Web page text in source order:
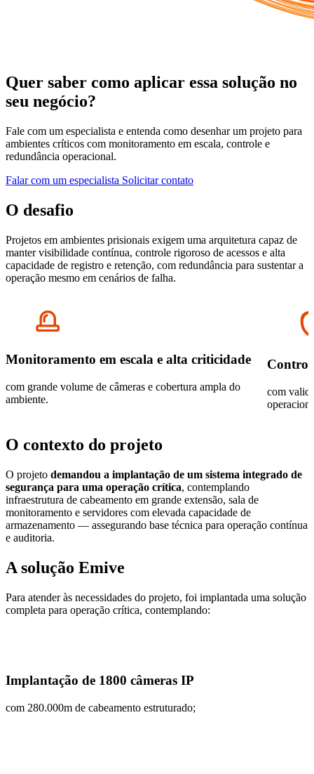
Quer saber como aplicar essa solução no
seu negócio?
Fale com um especialista e entenda como desenhar um projeto para
ambientes críticos com monitoramento em escala, controle e
redundância operacional.
Falar com um especialista Solicitar contato
O desafio
Projetos em ambientes prisionais exigem uma arquitetura capaz de
manter visibilidade contínua, controle rigoroso de acessos e alta
capacidade de registro e retenção, com redundância para sustentar a
operação mesmo em cenários de falha.
Monitoramento em escala e alta criticidade
com grande volume de câmeras e cobertura ampla do
ambiente.
com
O contexto do projeto
O projeto demandou a implantação de um sistema integrado de
segurança para uma operação crítica, contemplando
infraestrutura de cabeamento em grande extensão, sala de
monitoramento e servidores com elevada capacidade de
armazenamento — assegurando base técnica para operação contínua
e auditoria.
A solução Emive
Para atender às necessidades do projeto, foi implantada uma solução
completa para operação crítica, contemplando:
Implantação de 1800 câmeras IP
com 280.000m de cabeamento estruturado;